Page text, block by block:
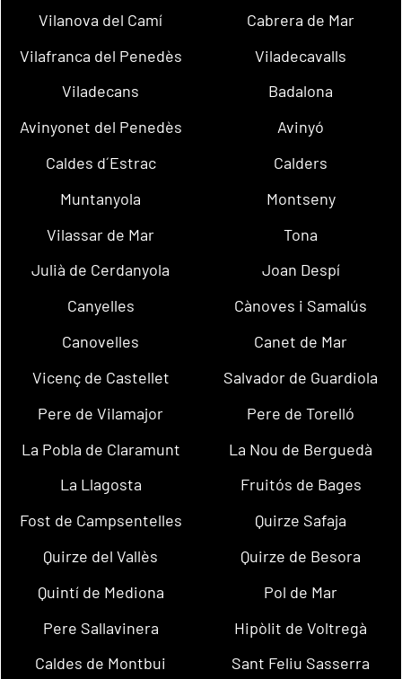
Vilanova del Camí
Cabrera de Mar
Vilafranca del Penedès
Viladecavalls
Viladecans
Badalona
Avinyonet del Penedès
Avinyó
Caldes d´Estrac
Calders
Muntanyola
Montseny
Vilassar de Mar
Tona
Julià de Cerdanyola
Joan Despí
Canyelles
Cànoves i Samalús
Canovelles
Canet de Mar
Vicenç de Castellet
Salvador de Guardiola
Pere de Vilamajor
Pere de Torelló
La Pobla de Claramunt
La Nou de Berguedà
La Llagosta
Fruitós de Bages
Fost de Campsentelles
Quirze Safaja
Quirze del Vallès
Quirze de Besora
Quintí de Mediona
Pol de Mar
Pere Sallavinera
Hipòlit de Voltregà
Caldes de Montbui
Sant Feliu Sasserra